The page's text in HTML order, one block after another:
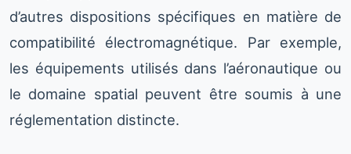
d’autres dispositions spécifiques en matière de
compatibilité électromagnétique. Par exemple,
les équipements utilisés dans l’aéronautique ou
le domaine spatial peuvent être soumis à une
réglementation distincte.